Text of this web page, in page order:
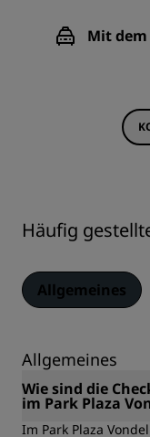
Mit
Häufig
Allgemeines
Allgemeines
Wie sind die
im Park Plaza
Im Park Plaza